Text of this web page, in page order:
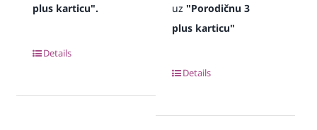
plus karticu".
Details
uz"Porodičnu 3
plus karticu"
Details